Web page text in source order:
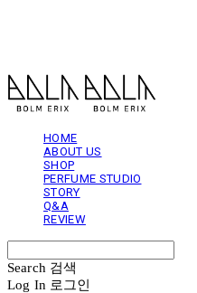
HOME
ABOUT US
SHOP
PERFUME STUDIO
STORY
Q&A
REVIEW
Search 검색
Log In 로그인